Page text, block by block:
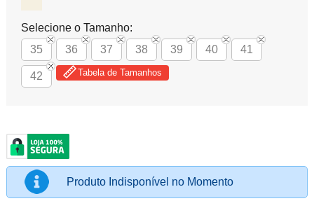
Selecione o Tamanho:
35
36 37 38 39 40 41
42 Tabela de Tamanhos
Produto Indisponível no Momento